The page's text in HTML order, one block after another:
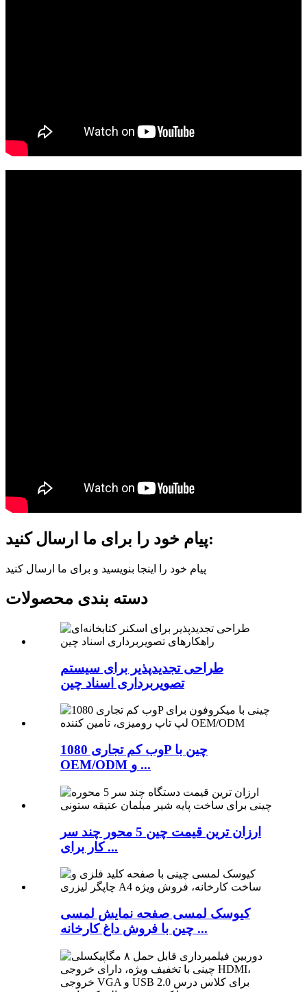
پیام خود را برای ما ارسال کنید:
پیام خود را اینجا بنویسید و برای ما ارسال کنید
دسته بندی محصولات
طراحی تجدیدپذیر برای سیستم
تصویربرداری اسناد چین
وب کم تجاری 1080P چین با
OEM/ODM و ...
ارزان ترین قیمت چین 5 محور چند سر
کار برای ...
کیوسک لمسی صفحه نمایش لمسی
چین با فروش داغ کارخانه ...